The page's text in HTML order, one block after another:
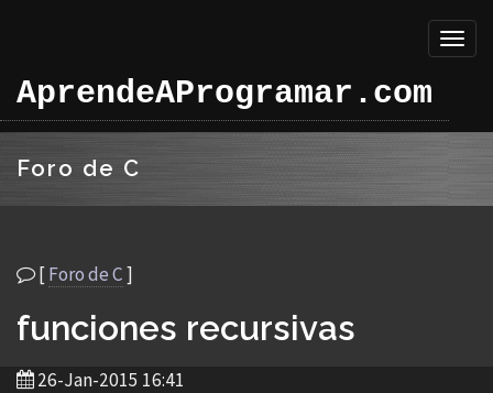
AprendeAProgramar.com
Foro de C
[Foro de C]
funciones recursivas
26-Jan-2015 16:41